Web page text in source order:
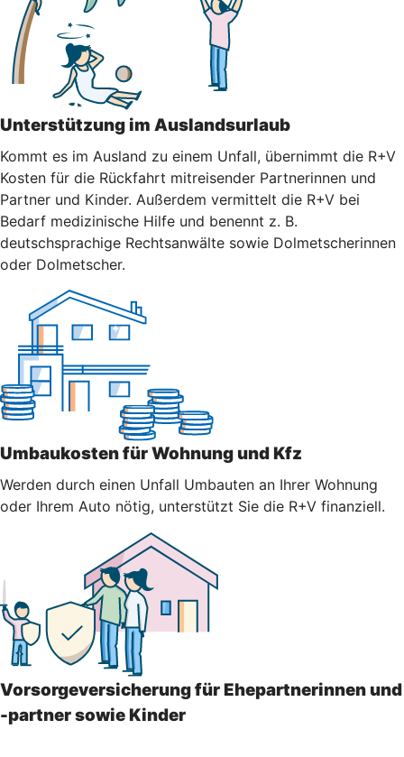
Unterstützung im Auslandsurlaub
Kommt es im Ausland zu einem Unfall, übernimmt die R+V
Kosten für die Rückfahrt mitreisender Partnerinnen und
Partner und Kinder. Außerdem vermittelt die R+V bei
Bedarf medizinische Hilfe und benennt z. B.
deutschsprachige Rechtsanwälte sowie Dolmetscherinnen
oder Dolmetscher.
Umbaukosten für Wohnung und Kfz
Werden durch einen Unfall Umbauten an Ihrer Wohnung
oder Ihrem Auto nötig, unterstützt Sie die R+V finanziell.
Vorsorgeversicherung für Ehepartnerinnen und
-partner sowie Kinder